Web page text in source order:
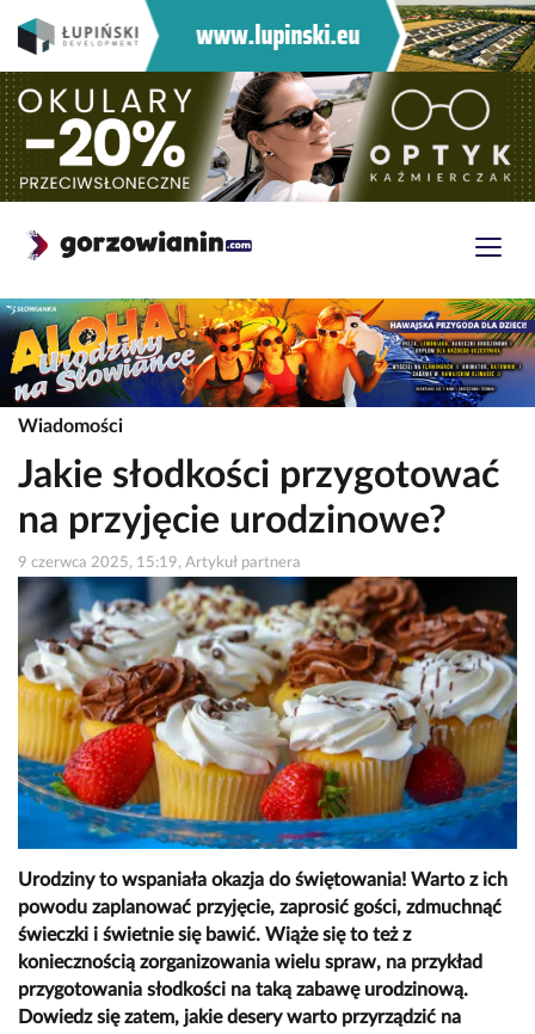
Wiadomości
Jakie słodkości przygotować
na przyjęcie urodzinowe?
9 czerwca 2025, 15:19, Artykuł partnera
Urodziny to wspaniała okazja do świętowania! Warto z ich
powodu zaplanować przyjęcie, zaprosić gości, zdmuchnąć
świeczki i świetnie się bawić. Wiąże się to też z
koniecznością zorganizowania wielu spraw, na przykład
przygotowania słodkości na taką zabawę urodzinową.
Dowiedz się zatem, jakie desery warto przyrządzić na